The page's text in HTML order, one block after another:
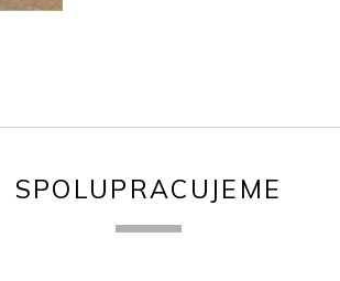
SPOLUPRACUJEME